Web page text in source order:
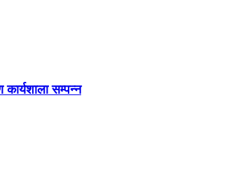
सम्पन्न